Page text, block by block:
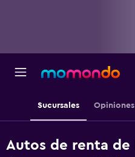
Sucursales Opiniones
Autos de renta de